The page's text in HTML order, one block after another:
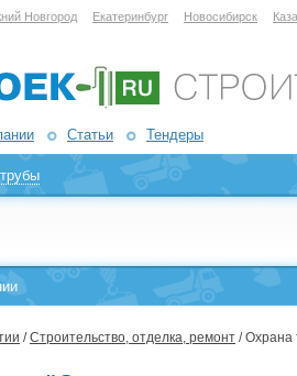
Новгород Екатеринбург Новосибирск
Статьи Тендеры
/Строительство, отделка, ремонт / Охрана